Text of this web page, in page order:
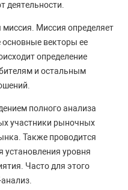
деятельности.
Миссия определяет
векторы ее
определение
и остальным
полного анализа
участники рыночных
Также проводится
установления уровня
Часто для этого